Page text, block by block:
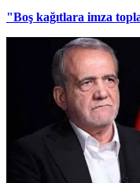
"Boş kağıtlara imza